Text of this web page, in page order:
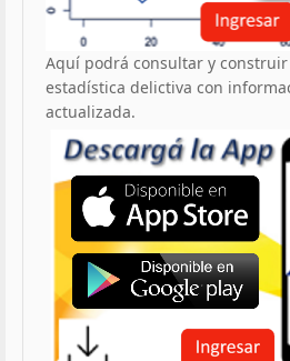
Aquí podrá consultar y
estadística delictiva con
actualizada.